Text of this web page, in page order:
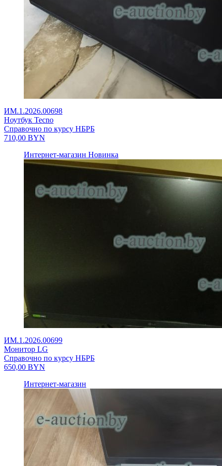
ИМ.1.2026.00698
Ноутбук Tecno
Справочно по курсу НБРБ
710,00 BYN
Интернет-магазин Новинка
ИМ.1.2026.00699
Монитор LG
Справочно по курсу НБРБ
650,00 BYN
Интернет-магазин